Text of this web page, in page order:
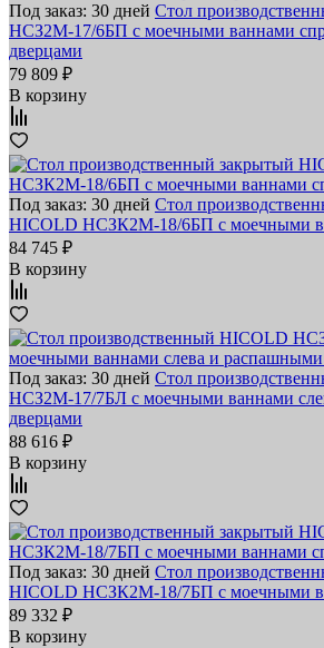
Под заказ: 30 дней Стол
НСЗ2М-17/6БП с моечными ваннами
дверцами
79 809 ₽
В корзину
Под заказ: 30 дней Стол
HICOLD НСЗК2М-18/6БП с моечными
84 745 ₽
В корзину
Под заказ: 30 дней Стол
НСЗ2М-17/7БЛ с моечными ваннами
дверцами
88 616 ₽
В корзину
Под заказ: 30 дней Стол
HICOLD НСЗК2М-18/7БП с моечными
89 332 ₽
В корзину